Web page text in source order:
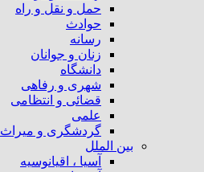
حمل و نقل و راه
حوادث
رسانه
زنان و جوانان
دانشگاه
شهری و رفاهی
قضائی و انتظامی
علمی
گردشگری و میراث
بین الملل
آسیا ، اقیانوسیه